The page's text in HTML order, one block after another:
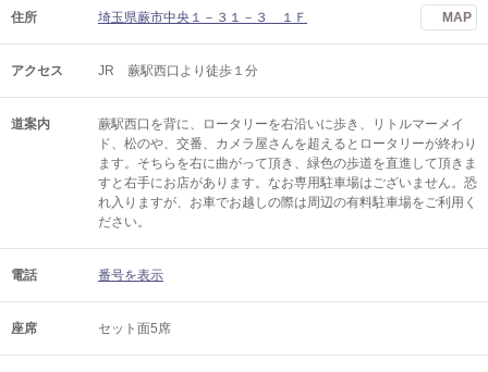
住所 埼玉県蕨市中央１－３１－３ １Ｆ MAP
アクセス JR 蕨駅西口より徒歩１分
道案内
蕨駅西口を背に、ロータリーを右沿いに歩き、リトルマーメイ
ド、松のや、交番、カメラ屋さんを超えるとロータリーが終わり
ます。そちらを右に曲がって頂き、緑色の歩道を直進して頂きま
すと右手にお店があります。なお専用駐車場はございません。恐
れ入りますが、お車でお越しの際は周辺の有料駐車場をご利用く
ださい。
電話 番号を表示
座席 セット面5席